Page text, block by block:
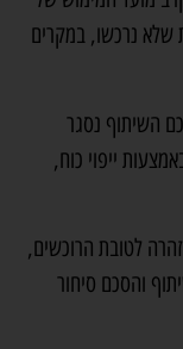
שלא נרכשו, במקרים
השיתוף נסגר
ייפוי כוח,
לטובת הרוכשים,
והסכם סיחור